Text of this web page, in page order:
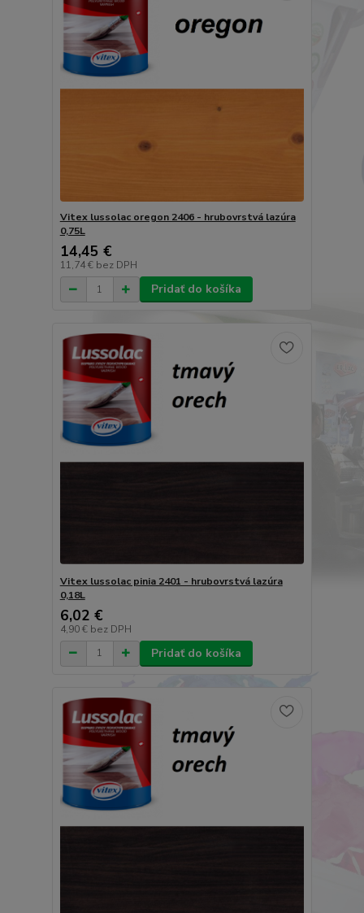
Vitex lussolac oregon 2406 - hrubovrstvá lazúra
0,75L
14,45 €
11,74 € bez DPH
Pridať do košíka
Vitex lussolac pinia 2401 - hrubovrstvá lazúra
0,18L
6,02 €
4,90 € bez DPH
Pridať do košíka